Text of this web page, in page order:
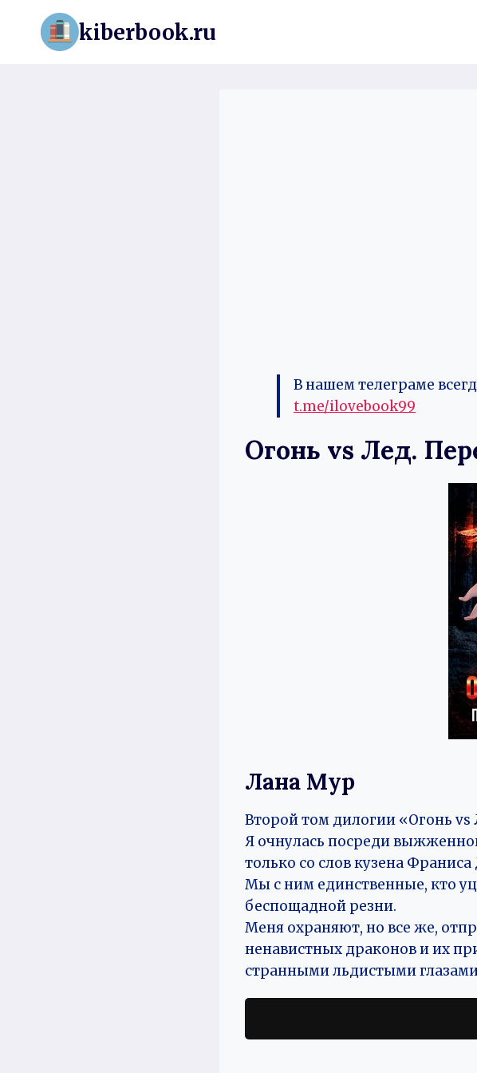
Перейти
содержимому
kiberbook.ru
В нашем телеграме
t.me/ilovebook99
Огонь vs Лед.
Лана Мур
Второй том дилогии «Огонь vs
Я очнулась посреди
только со слов кузена
Мы с ним единственные, кто
беспощадной резни.
Меня охраняют, но все же,
ненавистных драконов и их
странными льдистыми